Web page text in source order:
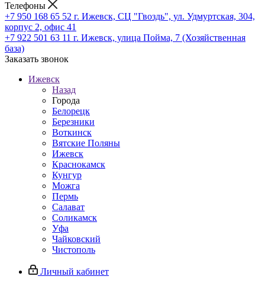
Телефоны
+7 950 168 65 52 г. Ижевск, СЦ "Гвоздь", ул. Удмуртская, 304,
корпус 2, офис 41
+7 922 501 63 11 г. Ижевск, улица Пойма, 7 (Хозяйственная
база)
Заказать звонок
Ижевск
Назад
Города
Белорецк
Березники
Воткинск
Вятские Поляны
Ижевск
Краснокамск
Кунгур
Можга
Пермь
Салават
Соликамск
Уфа
Чайковский
Чистополь
Личный кабинет